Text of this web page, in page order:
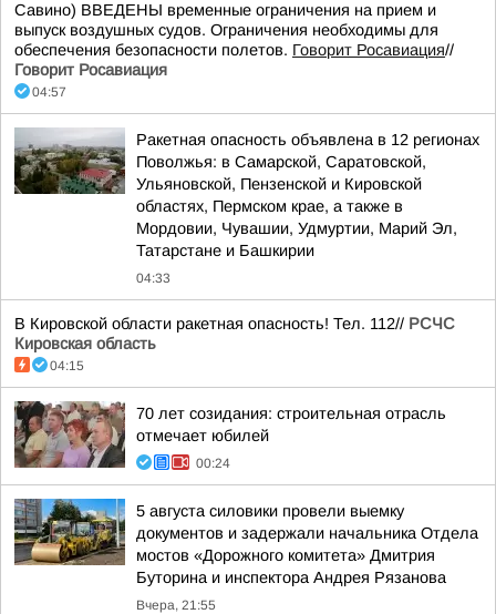
Савино) ВВЕДЕНЫ временные ограничения на прием и
выпуск воздушных судов. Ограничения необходимы для
обеспечения безопасности полетов. Говорит Росавиация//
Говорит Росавиация
04:57
Ракетная опасность объявлена в 12 регионах
Поволжья: в Самарской, Саратовской,
Ульяновской, Пензенской и Кировской
областях, Пермском крае, а также в
Мордовии, Чувашии, Удмуртии, Марий Эл,
Татарстане и Башкирии
04:33
В Кировской области ракетная опасность! Тел. 112// РСЧС
Кировская область
04:15
70 лет созидания: строительная отрасль
отмечает юбилей
00:24
5 августа силовики провели выемку
документов и задержали начальника Отдела
мостов «Дорожного комитета» Дмитрия
Буторина и инспектора Андрея Рязанова
Вчера, 21:55